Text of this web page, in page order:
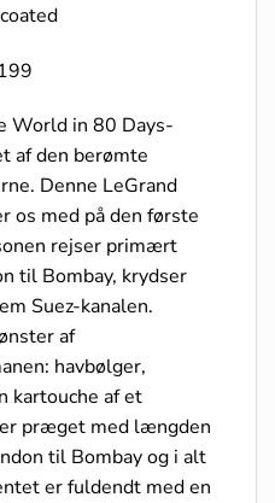
World in 80 Days-
af den berømte
Denne LeGrand
os med på den første
rejser primært
til Bombay, krydser
Suez-kanalen.
af
havbølger,
kartouche af et
præget med længden
til Bombay og i alt
er fuldendt med en